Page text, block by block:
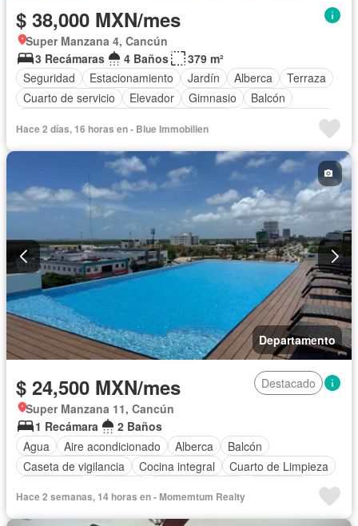
$ 38,000 MXN/mes
Super Manzana 4, Cancún
3 Recámaras
4 Baños
379 m²
Seguridad
Estacionamiento Jardín Alberca
Terraza
Cuarto de servicio
Elevador Gimnasio
Balcón
Cocina equipada
Zona infantil
Sala polivalente
Internet
Aire acondicionado
Circuito cerrado de televisión
Jacuzzi Agua
Cuarto de Limpieza
Gas natural
Asador Zonas verdes
Vista panorámica
Recámara con closet
Caseta de vigilancia
Wifi
Cisterna
Cocina integral Conserje
Despacho
Permite mascotas
Permite niños
Completamente amueblado
Hace 2 días, 16 horas en - Blue Immobilien
Departamento
$ 24,500 MXN/mes
Destacado
Super Manzana 11, Cancún
1 Recámara
2 Baños
Agua
Aire acondicionado Alberca
Balcón
Caseta de vigilancia
Cocina integral
Cuarto de Limpieza
Recámara con closet
Seguridad
Vista panorámica
Hace 2 semanas, 14 horas en - Momemtum Realty